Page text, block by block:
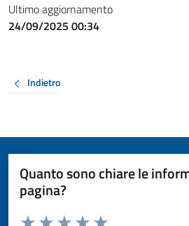
Ultimo aggiornamento
24/09/2025 00:34
Indietro
Quanto sono chiare le
pagina?
Valuta da 1 a 5 stelle la pagina